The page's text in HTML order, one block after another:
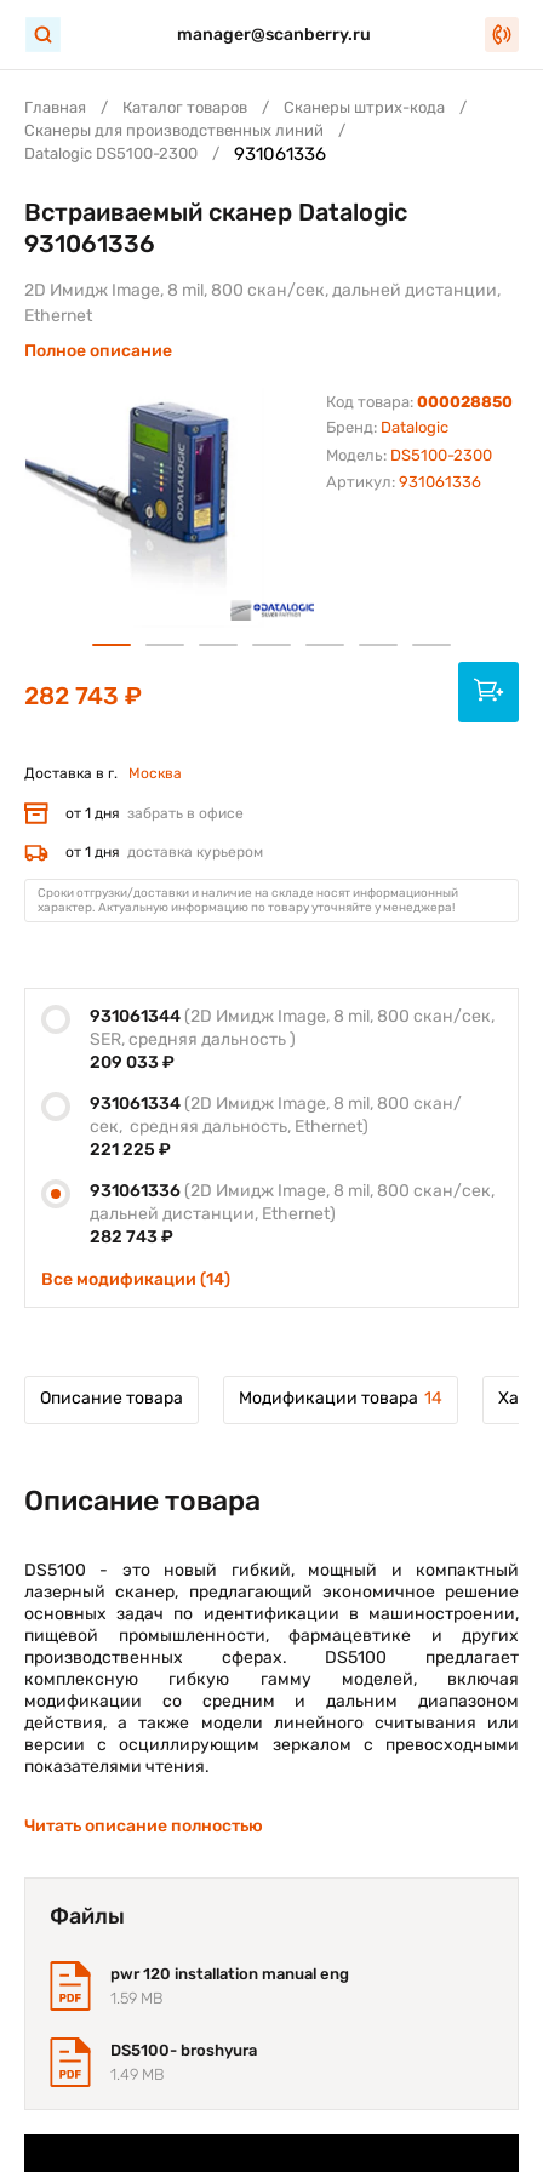
manager@scanberry.ru
Главная Каталог товаров
Сканеры штрих-кода
Сканеры для производственных линий
Datalogic DS5100-2300
931061336
Бренд: Datalogic
Модель: DS5100-2300
Код товара: 000028850
Артикул: 931061336
Встраиваемый сканер Datalogic
931061336
2D Имидж Image, 8 mil, 800 скан/сек, дальней дистанции,
Ethernet
Полное описание
931061344 (2D Имидж Image, 8 mil, 800 скан/сек,
SER, средняя дальность )
209 033 ₽
931061334 (2D Имидж Image, 8 mil, 800 скан/
сек, средняя дальность, Ethernet)
221 225 ₽
931061336 (2D Имидж Image, 8 mil, 800 скан/сек,
дальней дистанции, Ethernet)
282 743 ₽
Все модификации (14)
282 743 ₽
Доставка в г. Москва
от 1 дня забрать в офисе
от 1 дня доставка курьером
Сроки отгрузки/доставки и наличие на складе носят информационный
характер. Актуальную информацию по товару уточняйте у менеджера!
Описание товара Модификации товара 14
Описание товара
DS5100 - это новый гибкий, мощный и компактный
лазерный сканер, предлагающий экономичное решение
основных задач по идентификации в машиностроении,
пищевой промышленности, фармацевтике и других
производственных сферах. DS5100 предлагает
комплексную гибкую гамму моделей, включая
модификации со средним и дальним диапазоном
действия, а также модели линейного считывания или
версии с осциллирующим зеркалом с превосходными
показателями чтения.
Читать описание полностью
Файлы
pwr 120 installation manual eng
1.59 MB
DS5100- broshyura
1.49 MB